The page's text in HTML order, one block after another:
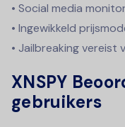
• Social media
• Ingewikkeld
• Jailbreaking
XNSPY
gebruikers